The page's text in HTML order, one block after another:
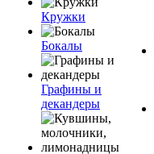
Кружки
Бокалы
Графины и
декандеры